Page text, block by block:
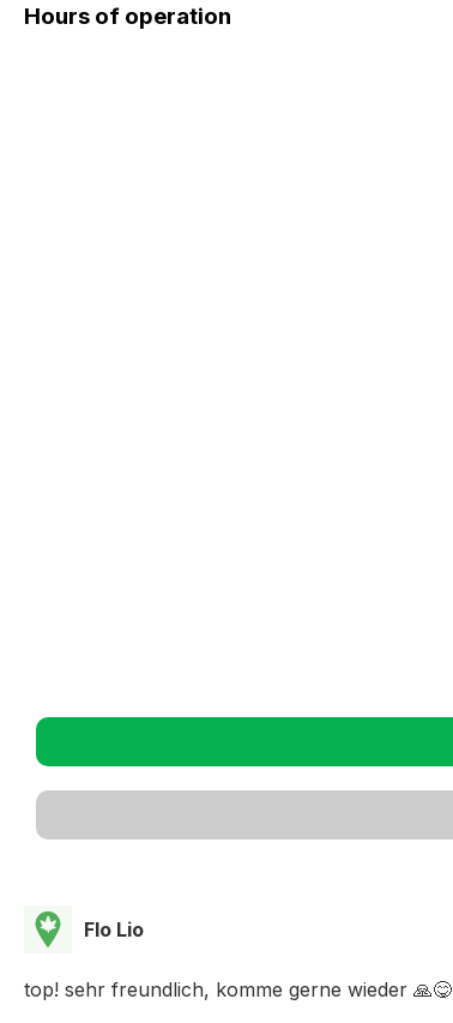
Hours of operation
Flo Lio
top! sehr freundlich, komme gerne wieder 🙏😋